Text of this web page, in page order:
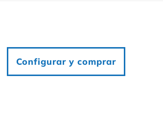
Configurar y comprar